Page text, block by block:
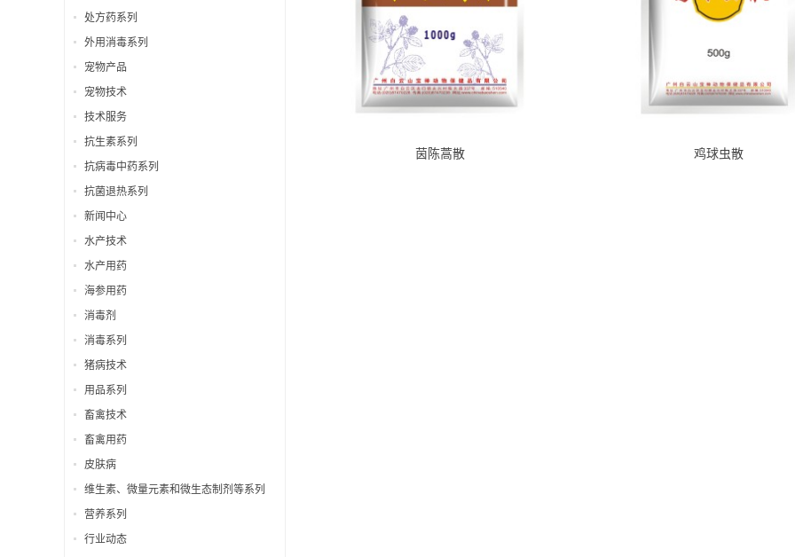
茵陈蒿散 鸡球虫散
处方药系列
外用消毒系列
宠物产品
宠物技术
技术服务
抗生素系列
抗病毒中药系列
抗菌退热系列
新闻中心
水产技术
水产用药
海参用药
消毒剂
消毒系列
猪病技术
用品系列
畜禽技术
畜禽用药
皮肤病
维生素、微量元素和微生态制剂等系列
营养系列
行业动态